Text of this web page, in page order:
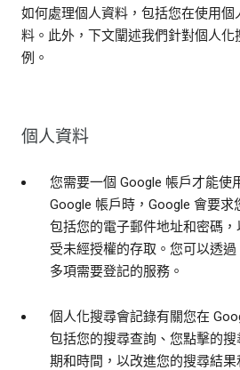
如何處理個人資料，包括您在使用個
料。此外，下文闡述我們針對個人化
例。
個人資料
您需要一個 Google 帳戶才能使
Google 帳戶時，Google 會要求
包括您的電子郵件地址和密碼
受未經授權的存取。您可以透
多項需要登記的服務。
個人化搜尋會記錄有關您在
包括您的搜尋查詢、您點擊的
期和時間，以改進您的搜尋結